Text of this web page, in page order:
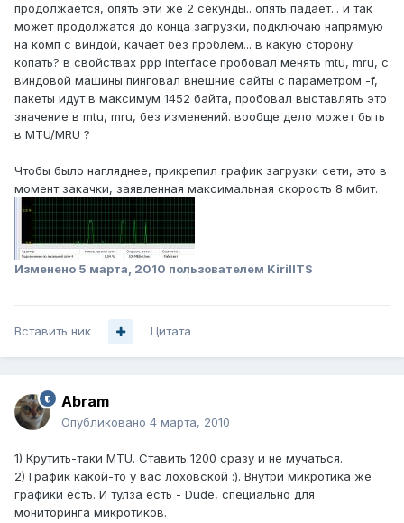
продолжается, опять эти же 2 секунды.. опять падает... и так
может продолжатся до конца загрузки, подключаю напрямую
на комп с виндой, качает без проблем... в какую сторону
копать? в свойствах ppp interface пробовал менять mtu, mru, с
виндовой машины пинговал внешние сайты с параметром -f,
пакеты идут в максимум 1452 байта, пробовал выставлять это
значение в mtu, mru, без изменений. вообще дело может быть
в MTU/MRU ?
Чтобы было нагляднее, прикрепил график загрузки сети, это в
момент закачки, заявленная максимальная скорость 8 мбит.
Изменено 5 марта, 2010 пользователем KirillTS
Вставить ник Цитата
Abram
Опубликовано 4 марта, 2010
1) Крутить-таки MTU. Ставить 1200 сразу и не мучаться.
2) График какой-то у вас лоховской :). Внутри микротика же
графики есть. И тулза есть - Dude, специально для
мониторинга микротиков.